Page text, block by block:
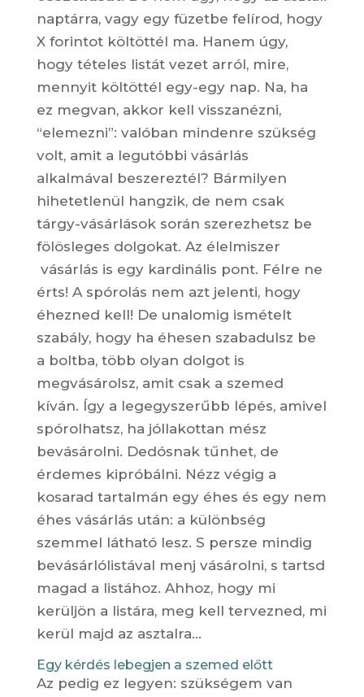
naptárra, vagy egy füzetbe felírod, hogy
X forintot költöttél ma. Hanem úgy,
hogy tételes listát vezet arról, mire,
mennyit költöttél egy-egy nap. Na, ha
ez megvan, akkor kell visszanézni,
“elemezni”: valóban mindenre szükség
volt, amit a legutóbbi vásárlás
alkalmával beszereztél? Bármilyen
hihetetlenül hangzik, de nem csak
tárgy-vásárlások során szerezhetsz be
fölösleges dolgokat. Az élelmiszer
vásárlás is egy kardinális pont. Félre ne
érts! A spórolás nem azt jelenti, hogy
éhezned kell! De unalomig ismételt
szabály, hogy ha éhesen szabadulsz be
a boltba, több olyan dolgot is
megvásárolsz, amit csak a szemed
kíván. Így a legegyszerűbb lépés, amivel
spórolhatsz, ha jóllakottan mész
bevásárolni. Dedósnak tűnhet, de
érdemes kipróbálni. Nézz végig a
kosarad tartalmán egy éhes és egy nem
éhes vásárlás után: a különbség
szemmel látható lesz. S persze mindig
bevásárlólistával menj vásárolni, s tartsd
magad a listához. Ahhoz, hogy mi
kerüljön a listára, meg kell tervezned, mi
kerül majd az asztalra…
Egy kérdés lebegjen a szemed előtt
Az pedig ez legyen: szükségem van